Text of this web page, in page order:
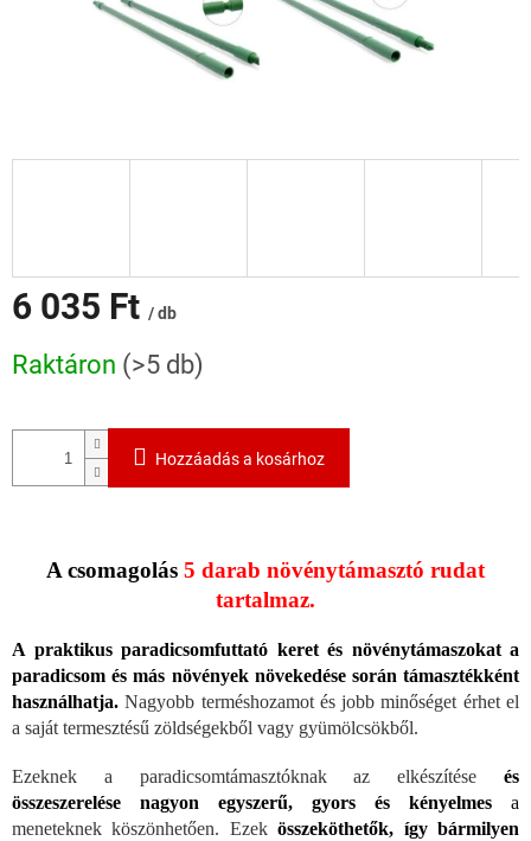
6 035 Ft / db
Raktáron (>5 db)
Hozzáadás a kosárhoz
A csomagolás 5 darab növénytámasztó rudat
tartalmaz.
A praktikus paradicsomfuttató keret és növénytámaszokat a
paradicsom és más növények növekedése során támasztékként
használhatja. Nagyobb terméshozamot és jobb minőséget érhet el
a saját termesztésű zöldségekből vagy gyümölcsökből.
Ezeknek a paradicsomtámasztóknak az elkészítése és
összeszerelése nagyon egyszerű, gyors és kényelmes a
meneteknek köszönhetően. Ezekösszeköthetők, így bármilyen